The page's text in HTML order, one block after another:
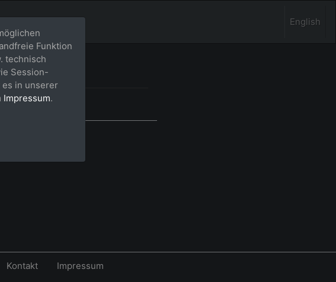
English
Funktion
technisch
Session-
es in unserer
Impressum.
Kontakt Impressum